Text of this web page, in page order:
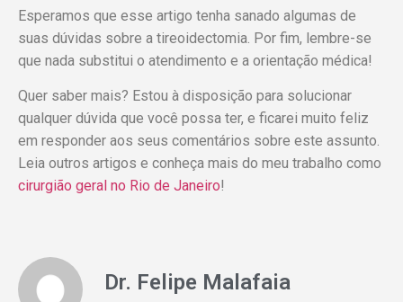
Esperamos que esse artigo tenha sanado algumas de
suas dúvidas sobre a tireoidectomia. Por fim, lembre-se
que nada substitui o atendimento e a orientação médica!
Quer saber mais? Estou à disposição para solucionar
qualquer dúvida que você possa ter, e ficarei muito feliz
em responder aos seus comentários sobre este assunto.
Leia outros artigos e conheça mais do meu trabalho como
cirurgião geral no Rio de Janeiro!
Dr. Felipe Malafaia